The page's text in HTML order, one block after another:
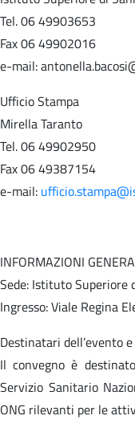
Tel. 06 49903653
Fax 06 49902016
e-mail:
Ufficio Stampa
Mirella Taranto
Tel. 06 49902950
Fax 06 49387154
e-mail:
INFORMAZIONI
Sede: Istituto Superiore
Ingresso: Viale Regina
Destinatari dell’evento
Il convegno è
Servizio Sanitario
ONG rilevanti per le